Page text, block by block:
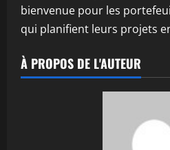
bienvenue pour les
qui planifient leurs projets
À PROPOS DE L'AUTEUR